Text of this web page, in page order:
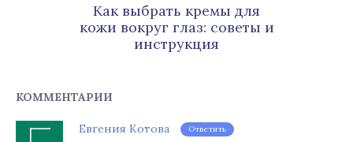
Как выбрать кремы для
кожи вокруг глаз: советы и
инструкция
КОММЕНТАРИИ
Евгения Котова Ответить